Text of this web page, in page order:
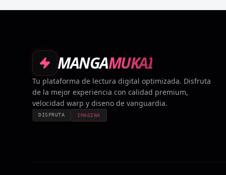
MANGAMUKAI
Tu plataforma de lectura digital optimizada. Disfruta
de la mejor experiencia con calidad premium,
velocidad warp y diseno de vanguardia.
DISFRUTA IMAGINA